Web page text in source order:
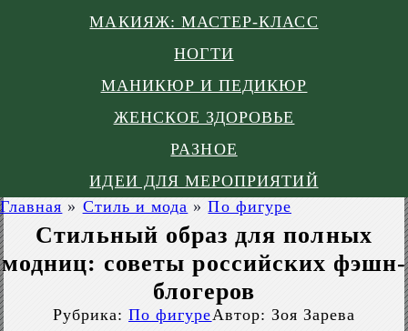
МАКИЯЖ: МАСТЕР-КЛАСС
НОГТИ
МАНИКЮР И ПЕДИКЮР
ЖЕНСКОЕ ЗДОРОВЬЕ
РАЗНОЕ
ИДЕИ ДЛЯ МЕРОПРИЯТИЙ
Главная » Стиль и мода » По фигуре
Стильный образ для полных
модниц: советы российских фэшн-
блогеров
Рубрика: По фигуреАвтор: Зоя Зарева